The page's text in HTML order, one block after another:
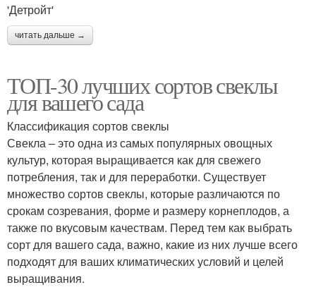
'Детройт'
читать дальше →
ТОП-30 лучших сортов свеклы
для вашего сада
Классификация сортов свеклы
Свекла – это одна из самых популярных овощных
культур, которая выращивается как для свежего
потребления, так и для переработки. Существует
множество сортов свеклы, которые различаются по
срокам созревания, форме и размеру корнеплодов, а
также по вкусовым качествам. Перед тем как выбрать
сорт для вашего сада, важно, какие из них лучше всего
подходят для ваших климатических условий и целей
выращивания.